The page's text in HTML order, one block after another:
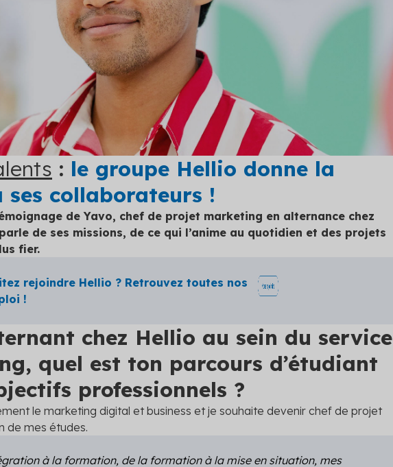
Simulateur Hellio : rejoignez la
plateforme
Découvrez les primes auxquelles vous
pouvez prétendre
Voir toutes les solutions
autres clients
: le groupe Hellio donne la
ses collaborateurs !
de Yavo, chef de projet marketing en alternance chez
de ses missions, de ce qui l’anime au quotidien et des projets
fier.
rejoindre Hellio ? Retrouvez toutes nos
!
chez Hellio au sein du service
quel est ton parcours d’étudiant
professionnels ?
le marketing digital et business et je souhaite devenir chef de projet
de mes études.
à la formation, de la formation à la mise en situation, mes